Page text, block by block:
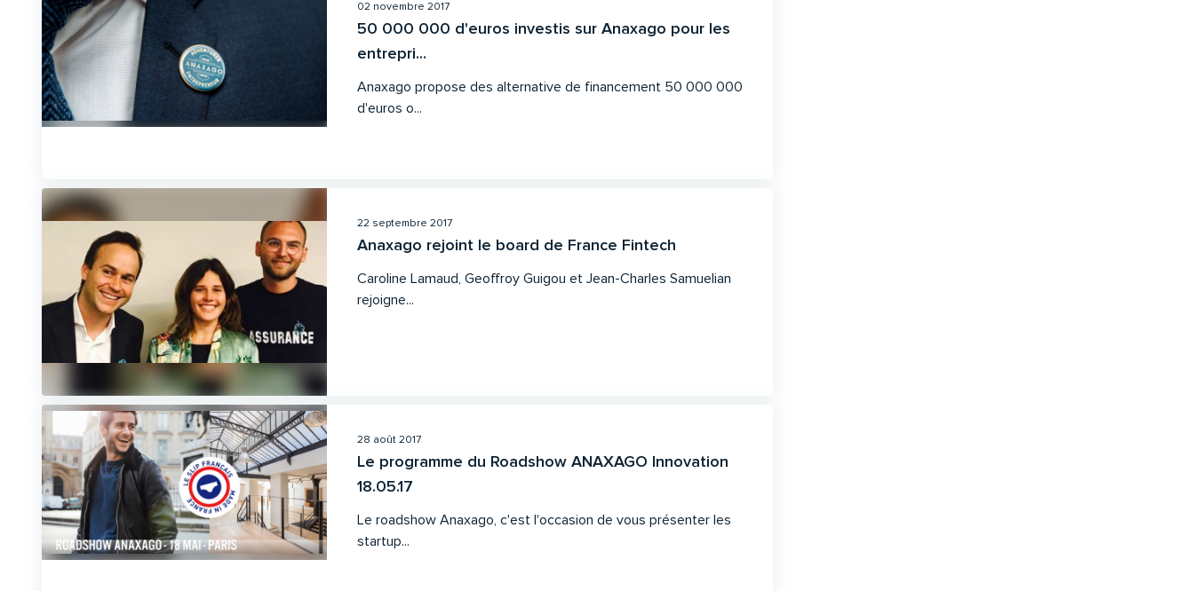
02 novembre 2017
50 000 000 d'euros investis sur Anaxago pour les
entrepri...
Anaxago propose des alternative de financement 50 000 000
d'euros o...
22 septembre 2017
Anaxago rejoint le board de France Fintech
Caroline Lamaud, Geoffroy Guigou et Jean-Charles Samuelian
rejoigne...
28 août 2017
Le programme du Roadshow ANAXAGO Innovation
18.05.17
Le roadshow Anaxago, c'est l'occasion de vous présenter les
startup...